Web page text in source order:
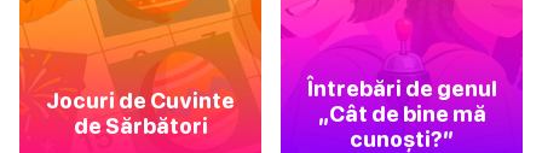
Jocuri de Cuvinte
de Sărbători
Întrebări de genul
„Cât de bine mă
cunoști?”